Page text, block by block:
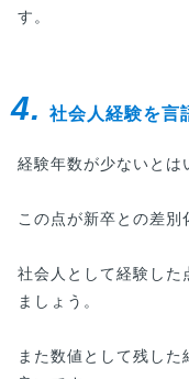
す。
4. 社会人経験を言
経験年数が少ないとは
この点が新卒との差別
社会人として経験した
ましょう。
また数値として残し